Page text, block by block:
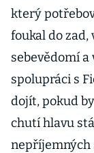
který
foukal do
sebevědomí a
spolupráci s
dojít, pokud
chutí hlavu
nepříjemných